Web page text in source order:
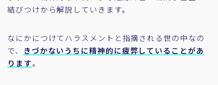
結びつけから解説していきます。
なにかにつけてハラスメントと指摘される世の中なの
で、 きづかないうちに精神的に疲弊していることがあ
ります。